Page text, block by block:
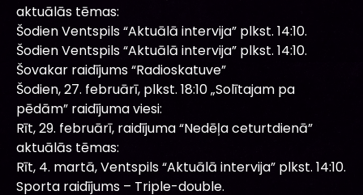
aktuālās tēmas:
Šodien Ventspils “Aktuālā intervija” plkst. 14:10.
Šodien Ventspils “Aktuālā intervija” plkst. 14:10.
Šovakar raidījums “Radioskatuve”
Šodien, 27. februārī, plkst. 18:10 „Solītajam pa
pēdām” raidījuma viesi:
Rīt, 29. februārī, raidījuma “Nedēļa ceturtdienā”
aktuālās tēmas:
Rīt, 4. martā, Ventspils “Aktuālā intervija” plkst. 14:10.
Sporta raidījums – Triple-double.